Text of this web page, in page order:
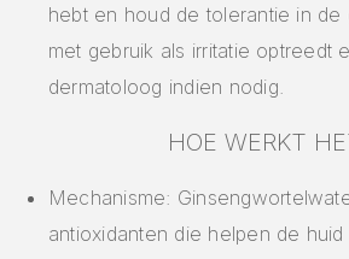
hebt en houd de tolerantie in de
met gebruik als irritatie optreedt
dermatoloog indien nodig.
HOE WERKT
Mechanisme:
antioxidanten die helpen de